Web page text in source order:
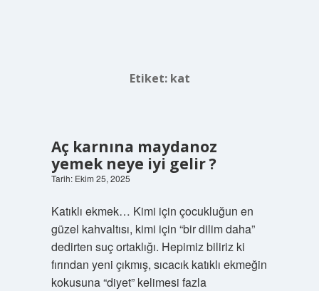
Etiket: kat
Aç karnına maydanoz
yemek neye iyi gelir ?
Tarih: Ekim 25, 2025
Katıklı ekmek… Kimi için çocukluğun en
güzel kahvaltısı, kimi için “bir dilim daha”
dedirten suç ortaklığı. Hepimiz biliriz ki
fırından yeni çıkmış, sıcacık katıklı ekmeğin
kokusuna “diyet” kelimesi fazla